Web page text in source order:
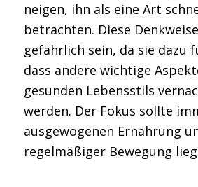
neigen, ihn als eine Art
betrachten. Diese
gefährlich sein, da sie dazu
dass andere wichtige
gesunden Lebensstils
werden. Der Fokus sollte
ausgewogenen Ernährung
regelmäßiger Bewegung